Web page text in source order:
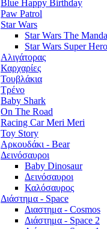
Blue Happy Birthday
Paw Patrol
Star Wars
Star Wars The
Star Wars Super
Αλιγάτορας
Καρχαρίες
Τουβλάκια
Τρένο
Baby Shark
On The Road
Racing Car Meri Meri
Toy Story
Αρκουδάκι - Bear
Δεινόσαυροι
Baby Dinosaur
Δεινόσαυροι
Καλόσαυρος
Διάστημα - Space
Διαστημα - Cosmos
Διάστημα - Space 2